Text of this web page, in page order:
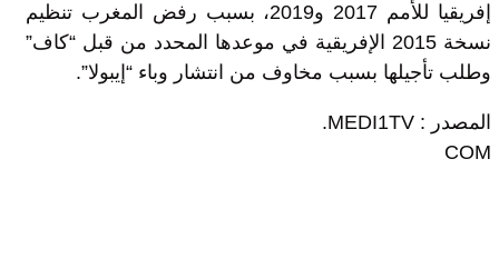
إفريقيا للأمم 2017 و2019، بسبب رفض المغرب تنظيم
نسخة 2015 الإفريقية في موعدها المحدد من قبل “كاف”
وطلب تأجيلها بسبب مخاوف من انتشار وباء “إيبولا”.
المصدر : MEDI1TV.
COM